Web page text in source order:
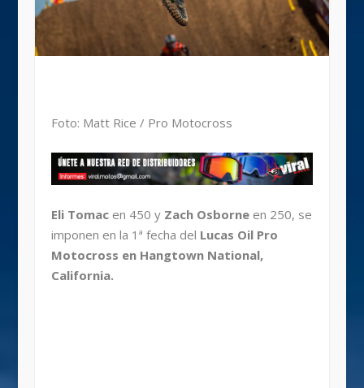
Foto: Matt Rice / Pro Motocross
Eli Tomacen 450 y Zach Osborneen 250, se
imponen en la 1ª fecha del Lucas Oil Pro
Motocross en Hangtown National,
California.